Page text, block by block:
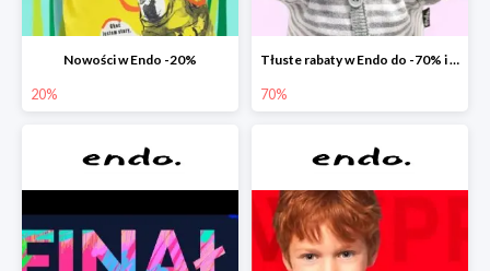
Nowości w Endo -20%
20%
Tłuste rabaty w Endo do -70% i extra -20% na wszystko
70%